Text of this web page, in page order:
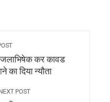
जलाभिषेक कर कावड
का दिया न्यौता
POST